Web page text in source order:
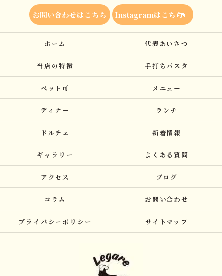
お問い合わせはこちら Instagramはこちら
ホーム 代表あいさつ
当店の特徴 手打ちパスタ
ペット可 メニュー
ディナー ランチ
ドルチェ 新着情報
ギャラリー よくある質問
アクセス ブログ
コラム お問い合わせ
プライバシーポリシー サイトマップ